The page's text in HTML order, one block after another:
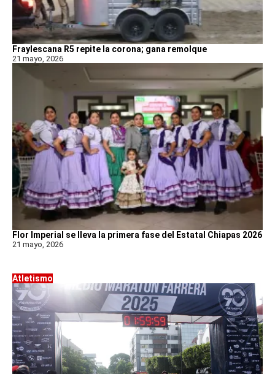
Fraylescana R5 repite la corona; gana remolque
21 mayo, 2026
Flor Imperial se lleva la primera fase del Estatal Chiapas 2026
21 mayo, 2026
Atletismo